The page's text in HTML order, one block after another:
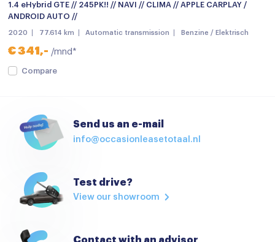
Armsteun voor
Bestuurdersstoel in hoogte verstelbaar
Binnenspiegel automatisch dimmend
Comfortstoel(en)
Cruise control
Cruise control adaptief
Elektrisch bedienbare spiegels
Elektrische handrem
1.4 eHybrid GTE // 245PK!! // NAVI // CLIMA // APPLE CARPLAY /
ANDROID AUTO //
2020 77.614 km Automatic transmission Benzine / Elektrisch
€ 341,- /mnd*
Compare
Send us an e-mail
info@occasionleasetotaal.nl
Test drive?
View our showroom